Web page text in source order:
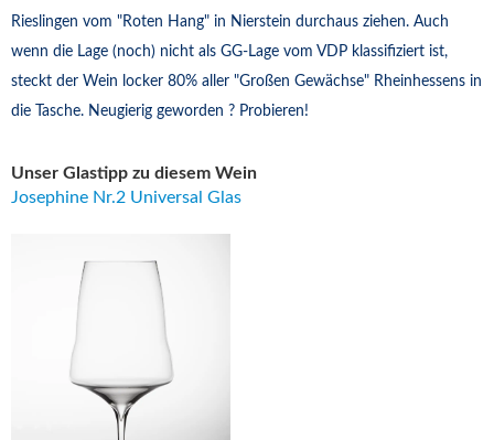
Rieslingen vom "Roten Hang" in Nierstein durchaus ziehen. Auch
wenn die Lage (noch) nicht als GG-Lage vom VDP klassifiziert ist,
steckt der Wein locker 80% aller "Großen Gewächse" Rheinhessens in
die Tasche. Neugierig geworden ? Probieren!
Unser Glastipp zu diesem Wein
Josephine Nr.2 Universal Glas